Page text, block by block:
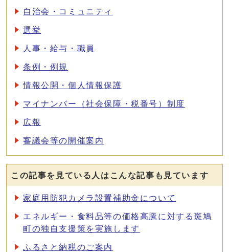
自治会・コミュニティ
選挙
人事・給与・職員
条例・例規
情報公開・個人情報保護
マイナンバー（社会保障・税番号）制度
広報
審議会等の開催案内
この記事を見ている人はこんな記事も見ています
家庭用防犯カメラ設置補助金について
エネルギー・食料品等の価格高騰に対する斑鳩
町の独自支援策を実施します
ふるさと納税のご案内